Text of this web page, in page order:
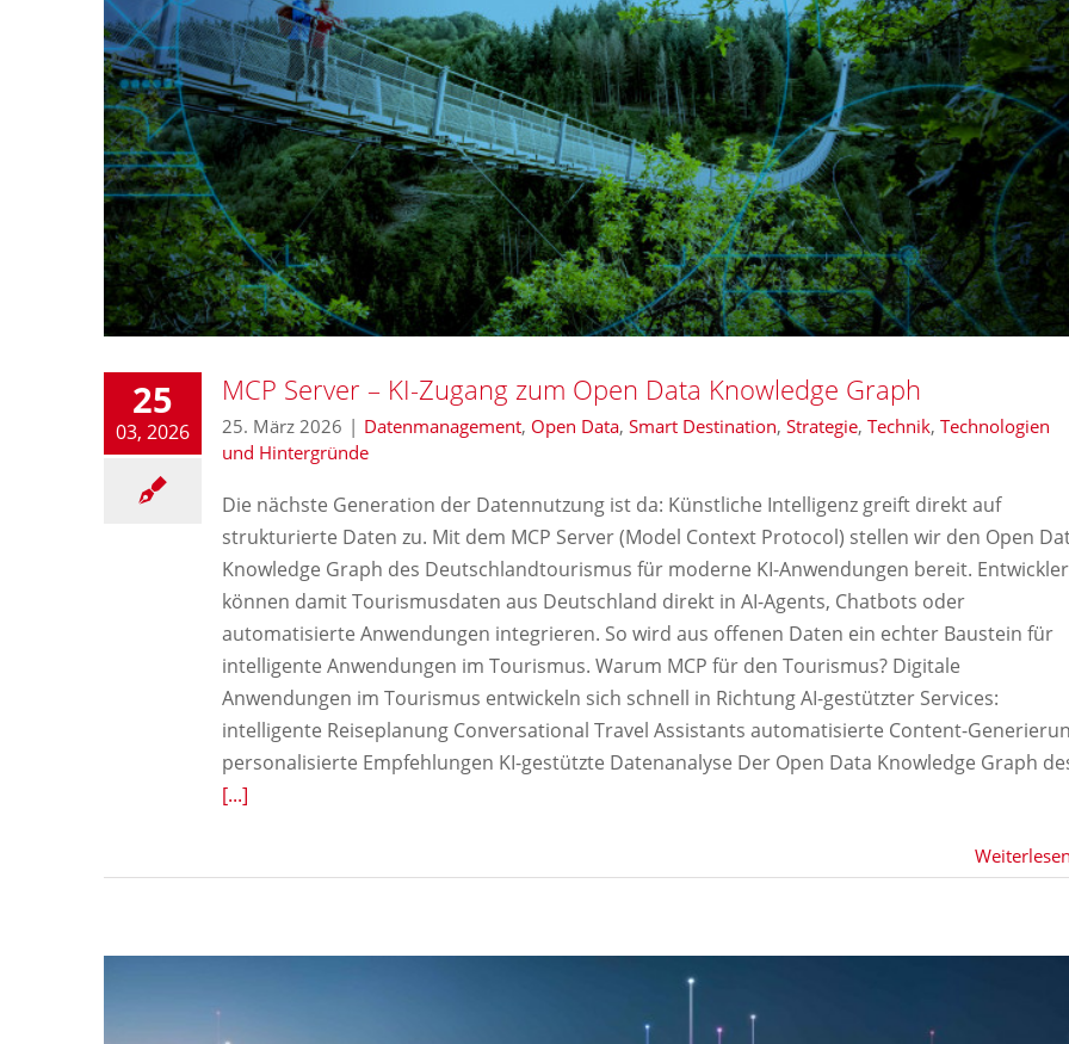
25
03, 2026
MCP Server – KI-Zugang zum Open Data Knowledge Graph
25. März 2026 | Datenmanagement, Open Data, Smart Destination, Strategie, Technik, Technologien
und Hintergründe
Die nächste Generation der Datennutzung ist da: Künstliche Intelligenz greift direkt auf
strukturierte Daten zu. Mit dem MCP Server (Model Context Protocol) stellen wir den Open
Knowledge Graph des Deutschlandtourismus für moderne KI-Anwendungen bereit. Entwickler
können damit Tourismusdaten aus Deutschland direkt in AI-Agents, Chatbots oder
automatisierte Anwendungen integrieren. So wird aus offenen Daten ein echter Baustein für
intelligente Anwendungen im Tourismus. Warum MCP für den Tourismus? Digitale
Anwendungen im Tourismus entwickeln sich schnell in Richtung AI-gestützter Services:
intelligente Reiseplanung Conversational Travel Assistants automatisierte Content-
personalisierte Empfehlungen KI-gestützte Datenanalyse Der Open Data Knowledge Graph
[...]